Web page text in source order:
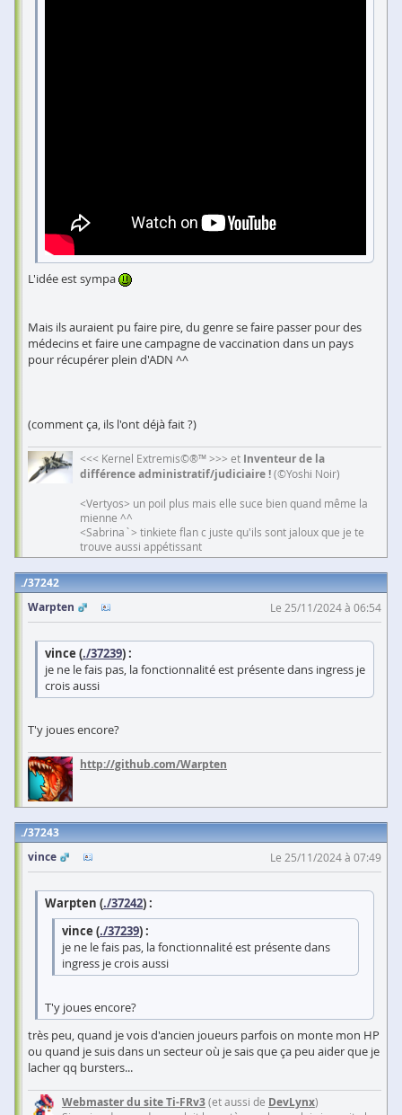
L'idée est sympa
Mais ils auraient pu faire pire, du genre se faire passer pour des
médecins et faire une campagne de vaccination dans un pays
pour récupérer plein d'ADN ^^
(comment ça, ils l'ont déjà fait ?)
<<< Kernel Extremis©®™ >>> et Inventeur de la
différence administratif/judiciaire !(©Yoshi Noir)
<Vertyos> un poil plus mais elle suce bien quand même la
mienne ^^
<Sabrina`> tinkiete flan c juste qu'ils sont jaloux que je te
trouve aussi appétissant
37242
Warpten
Le 25/11/2024 à 06:54
vince (./37239) :
je ne le fais pas, la fonctionnalité est présente dans ingress je
crois aussi
T'y joues encore?
http://github.com/Warpten
37243
vince
Le 25/11/2024 à 07:49
Warpten (./37242) :
vince (./37239) :
je ne le fais pas, la fonctionnalité est présente dans
ingress je crois aussi
T'y joues encore?
très peu, quand je vois d'ancien joueurs parfois on monte mon HP
ou quand je suis dans un secteur où je sais que ça peu aider que je
lacher qq bursters...
Webmaster du site Ti-FRv3(et aussi de DevLynx)